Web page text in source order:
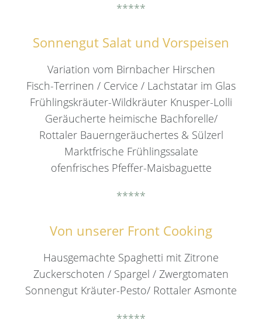
*****
Sonnengut Salat und Vorspeisen
Variation vom Birnbacher Hirschen
Fisch-Terrinen / Cervice / Lachstatar im Glas
Frühlingskräuter-Wildkräuter Knusper-Lolli
Geräucherte heimische Bachforelle/
Rottaler Bauerngeräuchertes & Sülzerl
Marktfrische Frühlingssalate
ofenfrisches Pfeffer-Maisbaguette
*****
Von unserer Front Cooking
Hausgemachte Spaghetti mit Zitrone
Zuckerschoten / Spargel / Zwergtomaten
Sonnengut Kräuter-Pesto/ Rottaler Asmonte
*****